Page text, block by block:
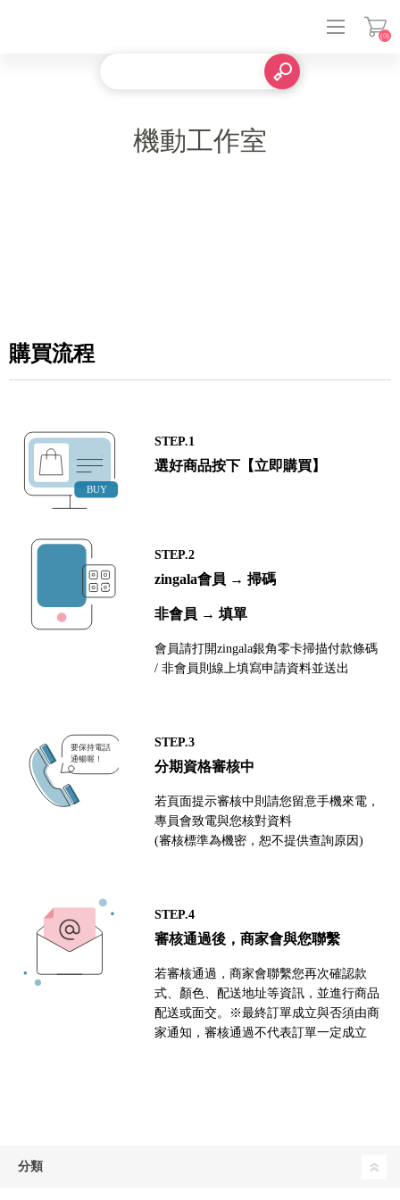
(0)
機動工作室
購買流程
STEP.1
選好商品按下【立即購買】
STEP.2
zingala會員 → 掃碼
非會員 → 填單
會員請打開zingala銀角零卡掃描付款條碼
/ 非會員則線上填寫申請資料並送出
STEP.3
分期資格審核中
若頁面提示審核中則請您留意手機來電，
專員會致電與您核對資料
(審核標準為機密，恕不提供查詢原因)
STEP.4
審核通過後，商家會與您聯繫
若審核通過，商家會聯繫您再次確認款
式、顏色、配送地址等資訊，並進行商品
配送或面交。※最終訂單成立與否須由商
家通知，審核通過不代表訂單一定成立
分類